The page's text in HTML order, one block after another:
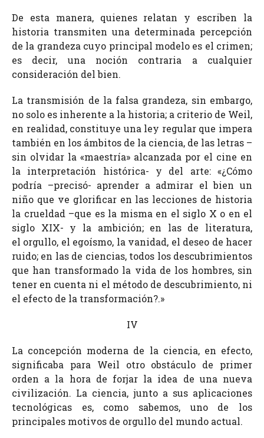
De esta manera, quienes relatan y escriben la
historia transmiten una determinada percepción
de la grandeza cuyo principal modelo es el crimen;
es decir, una noción contraria a cualquier
consideración del bien.
La transmisión de la falsa grandeza, sin embargo,
no solo es inherente a la historia; a criterio de Weil,
en realidad, constituye una ley regular que impera
también en los ámbitos de la ciencia, de las letras –
sin olvidar la «maestría» alcanzada por el cine en
la interpretación histórica- y del arte: «¿Cómo
podría –precisó- aprender a admirar el bien un
niño que ve glorificar en las lecciones de historia
la crueldad –que es la misma en el siglo X o en el
siglo XIX- y la ambición; en las de literatura,
el orgullo, el egoísmo, la vanidad, el deseo de hacer
ruido; en las de ciencias, todos los descubrimientos
que han transformado la vida de los hombres, sin
tener en cuenta ni el método de descubrimiento, ni
el efecto de la transformación?.»
IV
La concepción moderna de la ciencia, en efecto,
significaba para Weil otro obstáculo de primer
orden a la hora de forjar la idea de una nueva
civilización. La ciencia, junto a sus aplicaciones
tecnológicas es, como sabemos, uno de los
principales motivos de orgullo del mundo actual.